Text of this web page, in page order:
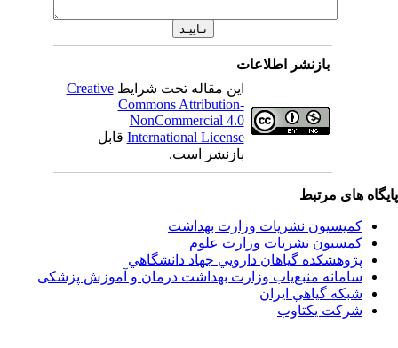
بازنشر اطلاعات
این مقاله تحت شرایط Creative
Commons Attribution-
NonCommercial 4.0
International Licenseقابل
بازنشر است.
های مرتبط
کمیسیون نشریات وزارت بهداشت
کمسیون نشریات وزارت علوم
پژوهشكده گياهان دارويي جهاد دانشگاهي
سامانه منبع‌ياب وزارت بهداشت درمان و آموزش پزشکی
شبكه گياهي ايران
شرکت یکتاوب